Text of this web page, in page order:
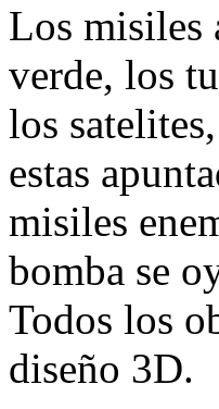
Los misiles
verde, los
los
estas
misiles
bomba se
Todos los
diseño 3D.